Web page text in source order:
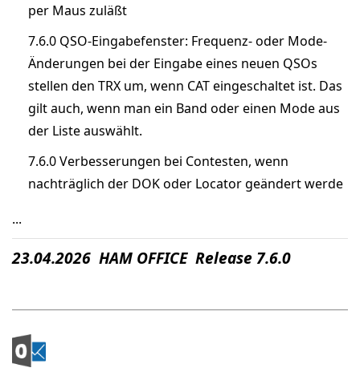
per Maus zuläßt
7.6.0 QSO-Eingabefenster: Frequenz- oder Mode-
Änderungen bei der Eingabe eines neuen QSOs
stellen den TRX um, wenn CAT eingeschaltet ist. Das
gilt auch, wenn man ein Band oder einen Mode aus
der Liste auswählt.
7.6.0 Verbesserungen bei Contesten, wenn
nachträglich der DOK oder Locator geändert werde
...
23.04.2026 HAM OFFICE Release 7.6.0